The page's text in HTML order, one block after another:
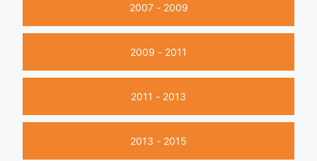
2007 - 2009
2009 - 2011
2011 - 2013
2013 - 2015